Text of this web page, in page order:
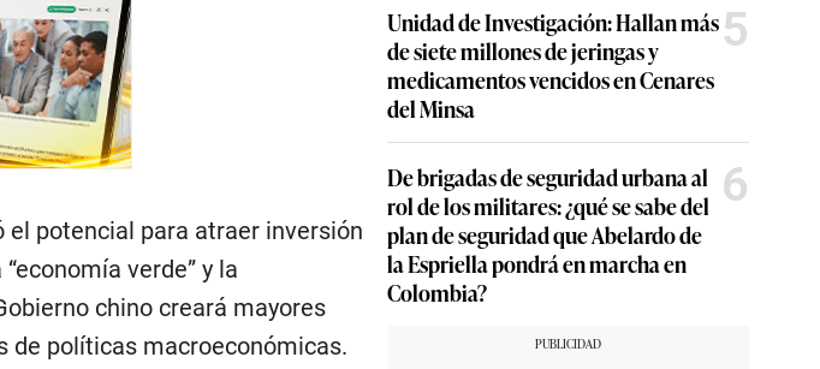
potencial para atraer inversión
verde” y la
chino creará mayores
de políticas macroeconómicas.
Unidad de Investigación: Hallan más
de siete millones de jeringas y
medicamentos vencidos en Cenares
del Minsa
5
De brigadas de seguridad urbana al
rol de los militares: ¿qué se sabe del
plan de seguridad que Abelardo de
la Espriella pondrá en marcha en
Colombia?
6